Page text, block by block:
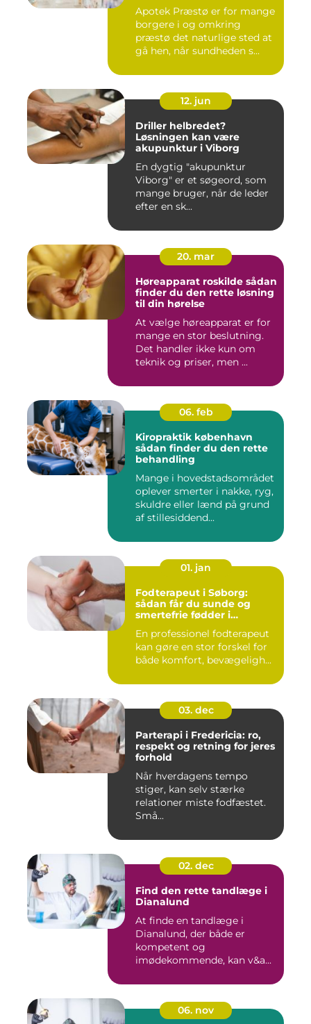
Apotek Præstø er for mange
borgere i og omkring
præstø det naturlige sted at
gå hen, når sundheden s...
12. jun
Driller helbredet?
Løsningen kan være
akupunktur i Viborg
En dygtig "akupunktur
Viborg" er et søgeord, som
mange bruger, når de leder
efter en sk...
20. mar
Høreapparat roskilde sådan
finder du den rette løsning
til din hørelse
At vælge høreapparat er for
mange en stor beslutning.
Det handler ikke kun om
teknik og priser, men ...
06. feb
Kiropraktik københavn
sådan finder du den rette
behandling
Mange i hovedstadsområdet
oplever smerter i nakke, ryg,
skuldre eller lænd på grund
af stillesiddend...
01. jan
Fodterapeut i Søborg:
sådan får du sunde og
smertefrie fødder i
En professionel fodterapeut
kan gøre en stor forskel for
både komfort, bevægeligh...
03. dec
Parterapi i Fredericia: ro,
respekt og retning for jeres
forhold
Når hverdagens tempo
stiger, kan selv stærke
relationer miste fodfæstet.
Små...
02. dec
Find den rette tandlæge i
Dianalund
At finde en tandlæge i
Dianalund, der både er
kompetent og
imødekommende, kan v&a...
06. nov